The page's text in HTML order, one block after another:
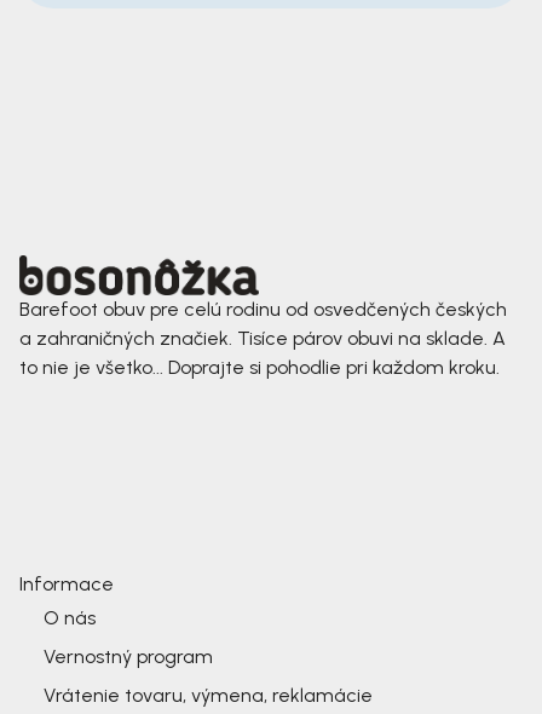
Barefoot obuv pre celú rodinu od osvedčených českých
a zahraničných značiek. Tisíce párov obuvi na sklade. A
to nie je všetko... Doprajte si pohodlie pri každom kroku.
Informace
O nás
Vernostný program
Vrátenie tovaru, výmena, reklamácie